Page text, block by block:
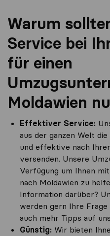
Warum
Service bei
für einen
Moldawien
Effektiver Service:
aus der ganzen Welt
und effektive nach
versenden. Unsere
Verfügung um Ihnen
nach Moldawien zu
Information darüber?
werden gern Ihre
auch mehr Tipps auf
Günstig: Wir bieten